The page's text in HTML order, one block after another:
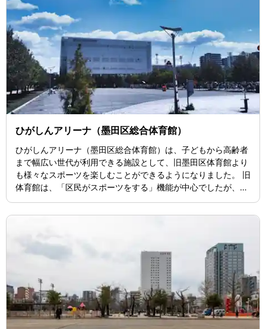
ひがしんアリーナ（墨田区総合体育館）
ひがしんアリーナ（墨田区総合体育館）は、子どもから高齢者
まで幅広い世代が利用できる施設として、旧墨田区体育館より
も様々なスポーツを楽しむことができるようになりました。 旧
体育館は、「区民がスポーツをする」機能が中心でしたが、ひ
がしんアリーナはPFI手法による民間の力を活用することで
「区民がスポーツをする」機能に「区民がスポーツをみる」
田区民とは、墨田区内に在住・在勤・在学されている方をいい